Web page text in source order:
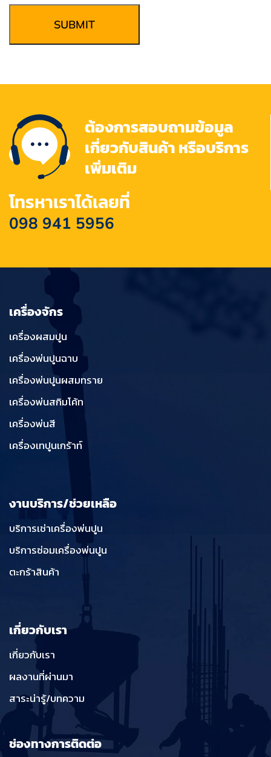
SUBMIT
ต้องการสอบถามข้อมูล
เกี่ยวกับสินค้า หรือบริการ
เพิ่มเติม
โทรหาเราได้เลยที่
098 941 5956
เครื่องจักร
เครื่องผสมปูน
เครื่องพ่นปูนฉาบ
เครื่องพ่นปูนผสมทราย
เครื่องพ่นสกิมโค้ท
เครื่องพ่นสี
เครื่องเทปูนเกร้าท์
งานบริการ/ช่วยเหลือ
บริการเช่าเครื่องพ่นปูน
บริการซ่อมเครื่องพ่นปูน
ตะกร้าสินค้า
เกี่ยวกับเรา
เกี่ยวกับเรา
ผลงานที่ผ่านมา
สาระน่ารู้/บทความ
ช่องทางการติดต่อ